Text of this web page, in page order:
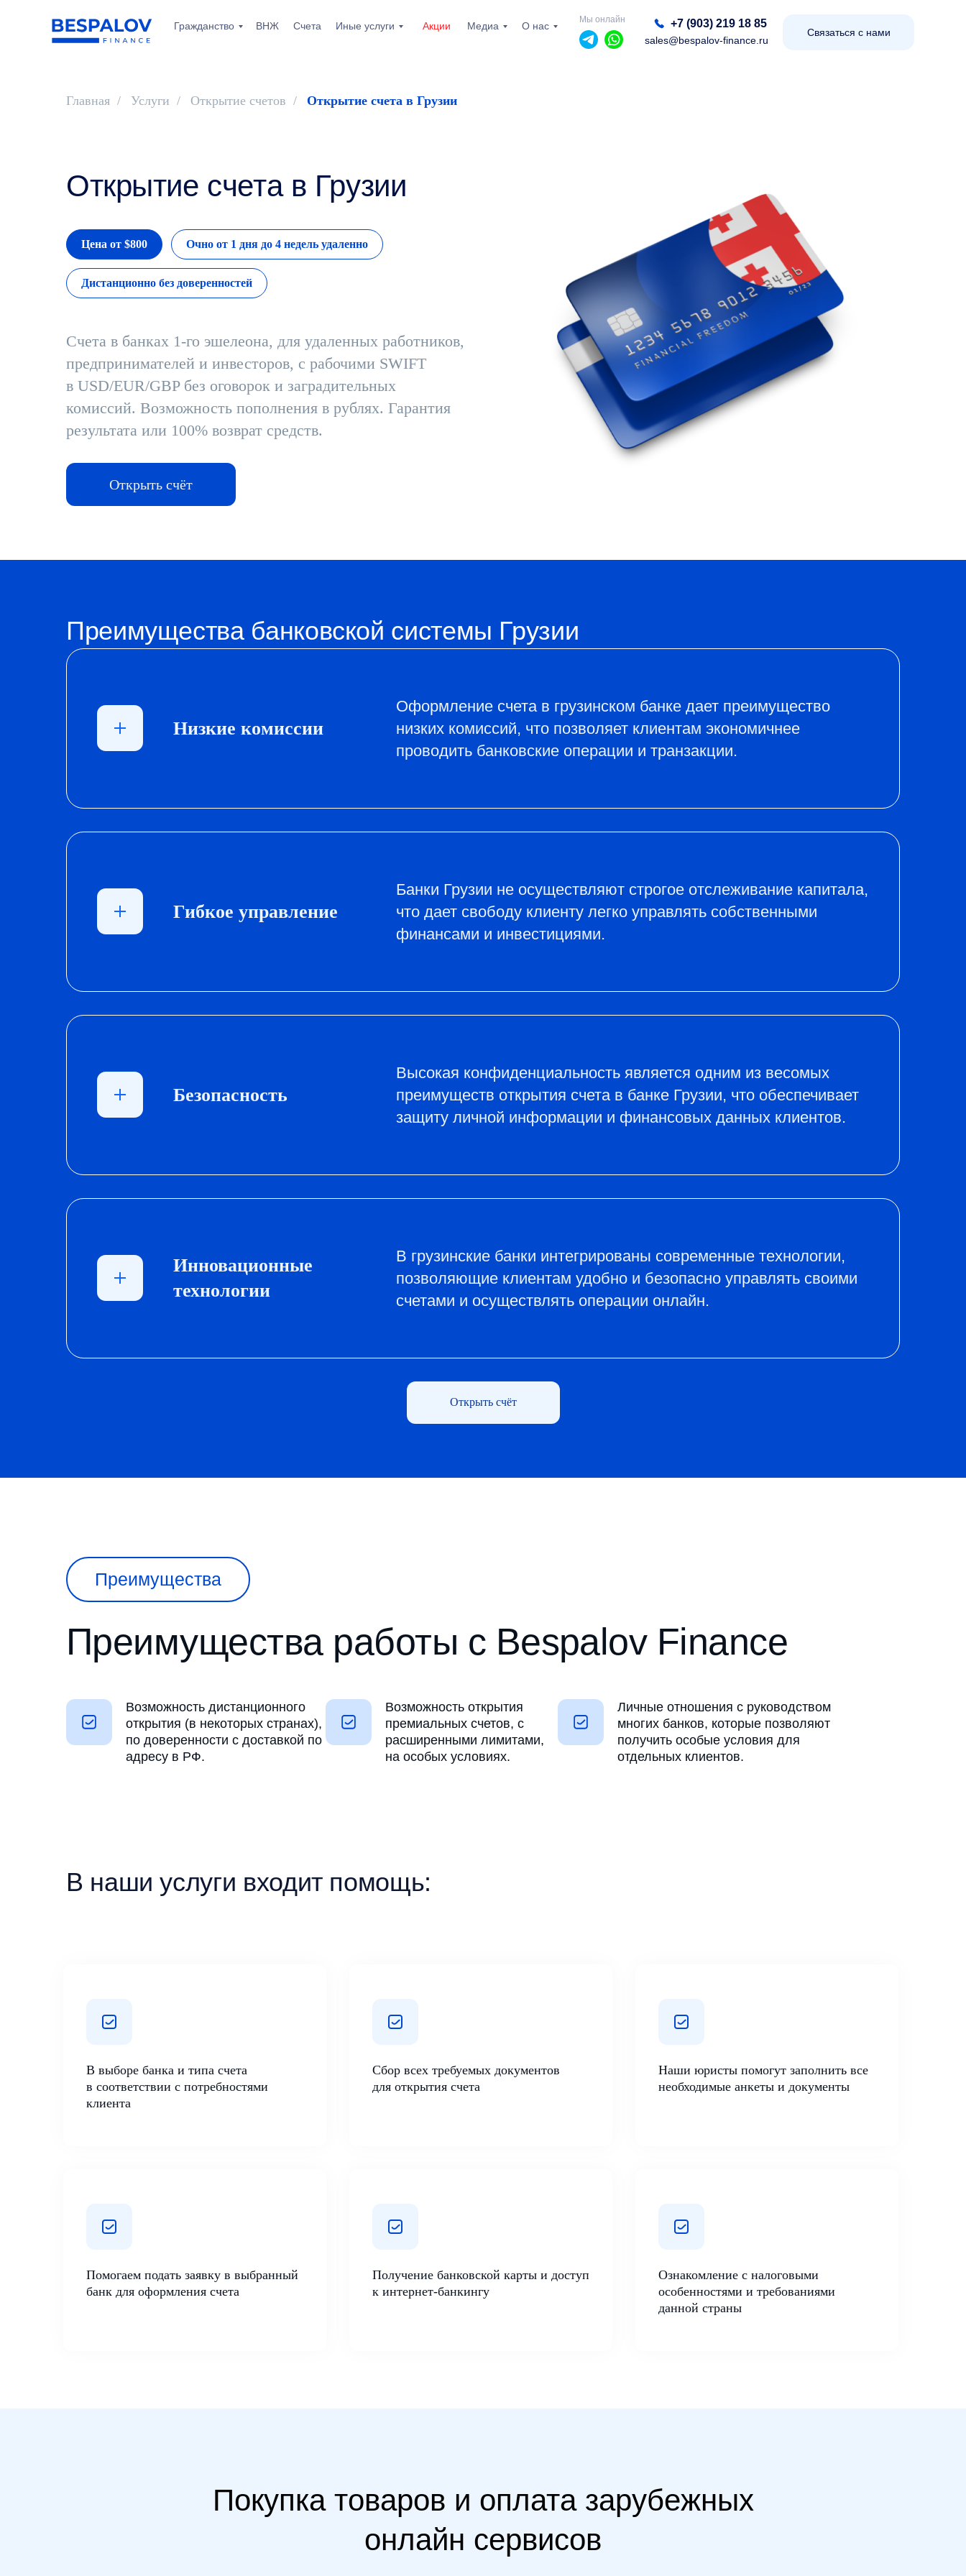
Связаться с нами
sales@bespalov-finance.ru
Акции
Мы онлайн
О нас
Иные услуги Медиа
ВНЖ Счета
Гражданство +7 (903) 219 18 85
Главная / Услуги / Открытие счетов / Открытие счета в Грузии
Открытие счета в Грузии
Цена от $800 Очно от 1 дня до 4 недель удаленно
Дистанционно без доверенностей
Счета в банках 1-го эшелеона, для удаленных работников,
предпринимателей и инвесторов, с рабочими SWIFT
в USD/EUR/GBP без оговорок и заградительных
комиссий. Возможность пополнения в рублях. Гарантия
результата или 100% возврат средств.
Открыть счёт
Преимущества банковской системы Грузии
Низкие комиссии
Оформление счета в грузинском банке дает преимущество
низких комиссий, что позволяет клиентам экономичнее
проводить банковские операции и транзакции.
Гибкое управление
Банки Грузии не осуществляют строгое отслеживание капитала,
что дает свободу клиенту легко управлять собственными
финансами и инвестициями.
Безопасность
Высокая конфиденциальность является одним из весомых
преимуществ открытия счета в банке Грузии, что обеспечивает
защиту личной информации и финансовых данных клиентов.
Инновационные
технологии
В грузинские банки интегрированы современные технологии,
позволяющие клиентам удобно и безопасно управлять своими
счетами и осуществлять операции онлайн.
Открыть счёт
Возможность дистанционного
открытия (в некоторых странах),
по доверенности с доставкой по
адресу в РФ.
Возможность открытия
премиальных счетов, с
расширенными лимитами,
на особых условиях.
Личные отношения с руководством
многих банков, которые позволяют
получить особые условия для
отдельных клиентов.
Преимущества работы с Bespalov Finance
Преимущества
В наши услуги входит помощь:
В выборе банка и типа счета
в соответствии с потребностями
клиента
Сбор всех требуемых документов
для открытия счета
Наши юристы помогут заполнить все
необходимые анкеты и документы
Помогаем подать заявку в выбранный
банк для оформления счета
Получение банковской карты и доступ
к интернет-банкингу
Ознакомление с налоговыми
особенностями и требованиями
данной страны
Покупка товаров и оплата зарубежных
онлайн сервисов